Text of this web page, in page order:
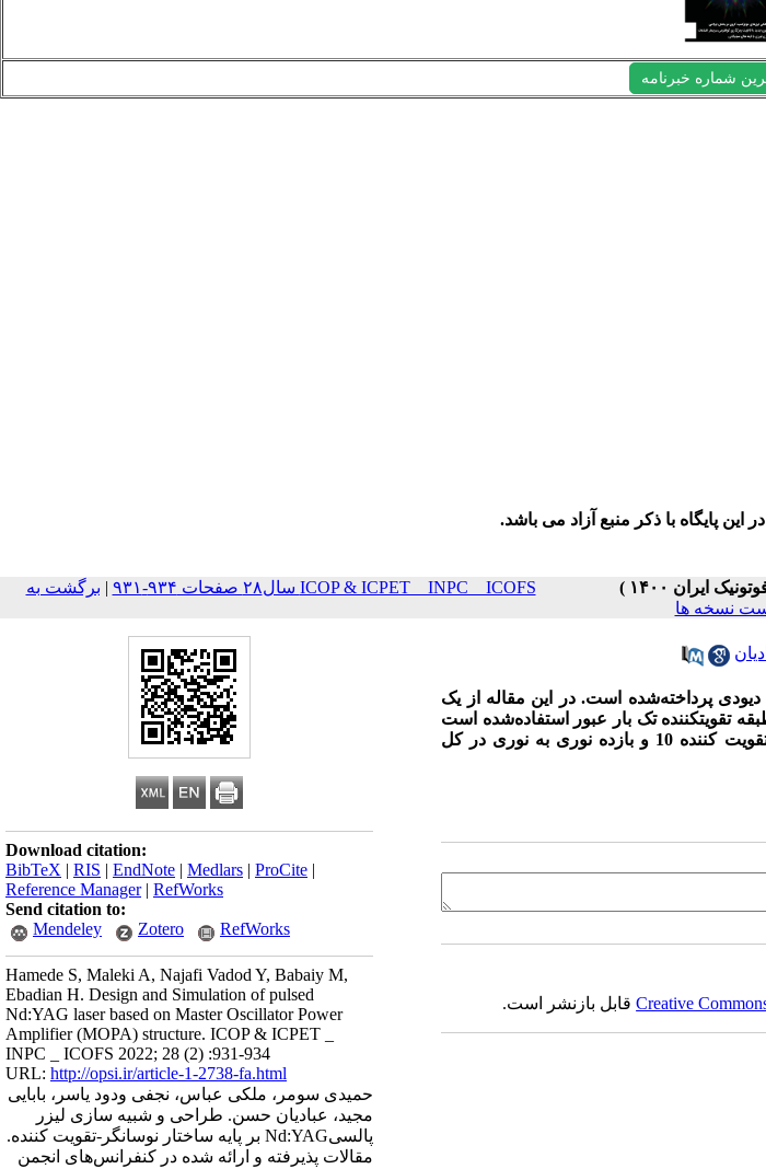
شماره خبرنامه
این پایگاه با ذکر منبع آزاد می باشد.
ICOP & ICPET _ INPC _ ICOFS سال۲۸ صفحات ۹۳۴-۹۳۱ | برگشت به
نسخه ها
Download citation:
BibTeX | RIS | EndNote | Medlars | ProCite |
Reference Manager| RefWorks
Send citation to:
Mendeley
Zotero RefWorks
Hamede S, Maleki A, Najafi Vadod Y, Babaiy M,
Ebadian H. Design and Simulation of pulsed
Nd:YAG laser based on Master Oscillator Power
Amplifier (MOPA) structure. ICOP & ICPET _
INPC _ ICOFS 2022; 28 (2) :931-934
URL: http://opsi.ir/article-1-2738-fa.html
حمیدی سومر، ملکی عباس، نجفی ودود یاسر، بابایی
مجید، عبادیان حسن. طراحی و شبیه سازی لیزر
پالسیNd:YAG بر پایه ساختار نوسانگر-تقویت کننده.
مقالات پذیرفته و ارائه شده در کنفرانس‌های انجمن
دیودی پرداخته‌شده است. در این مقاله از یک
به‌عنوان منبع اصلی و سه طبقه تقویت­کننده تک بار عبور استفاده‌شده است
که درنهایت انرژی 3 ژول در طول‌موج 1064 نانومتر حاصل‌شده است.ضریب بهره کل در طبقات تقویت کننده 10 و بازده نوری به نوری در کل
Creativeقابل بازنشر است.